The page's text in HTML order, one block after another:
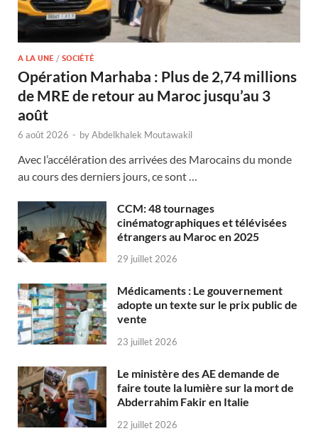
A LA UNE / SOCIÉTÉ
Opération Marhaba : Plus de 2,74 millions
de MRE de retour au Maroc jusqu’au 3
août
6 août 2026 - byAbdelkhalek Moutawakil
Avec l’accélération des arrivées des Marocains du monde
au cours des derniers jours, ce sont …
CCM: 48 tournages
cinématographiques et télévisées
étrangers au Maroc en 2025
29 juillet 2026
Médicaments : Le gouvernement
adopte un texte sur le prix public de
vente
23 juillet 2026
Le ministère des AE demande de
faire toute la lumière sur la mort de
Abderrahim Fakir en Italie
22 juillet 2026